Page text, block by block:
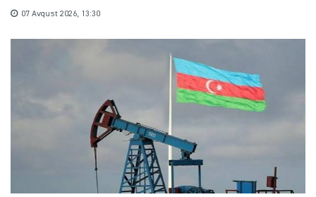
07 Avqust 2026, 13:30